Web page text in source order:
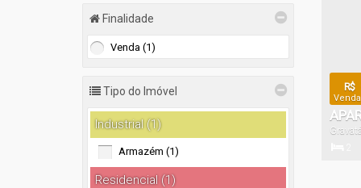
Finalidade
Venda (1)
Tipo do Imóvel
Industrial (1)
Armazém (1)
Residencial (1)
R$
Gravatá